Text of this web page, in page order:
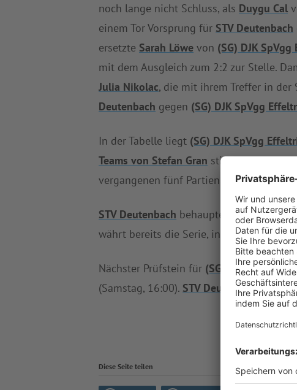
noch lange nicht Schluss, als Duygu Cal
einem Tor Vorsprung für STV Deutenbach
ersetzte Sarah Löwe von (SG) DJK
mit dem Ausgleich zum 2:2 zur Stelle.
Julia Nikolac, die mit ihrem Treffer in der
Deutenbach gegen (SG) DJK SpVgg
In der Tabelle liegt (SG) DJK SpVgg
Teams von Stefan Gran stimmt es ganz
vergangenen fünf Partien verbuchte der
STV Deutenbach behauptet nach dem
währt bereits die Serie, in derSTV
Nächster Prüfstein für (SG) DJK SpVgg
(Samstag, 16:00). STV Deutenbachmisst
Diese Seite teilen